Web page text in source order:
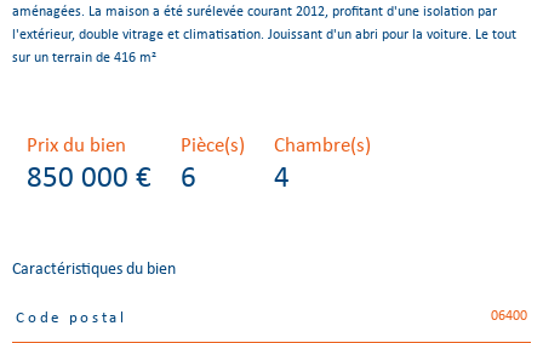
aménagées. La maison a été surélevée courant 2012, profitant d'une isolation par
l'extérieur, double vitrage et climatisation. Jouissant d'un abri pour la voiture. Le tout
sur un terrain de 416 m²
Prix du bien
850 000 €
Pièce(s)
6
Chambre(s)
4
Caractéristiques du bien
Caractéristiques
Code postal 06400